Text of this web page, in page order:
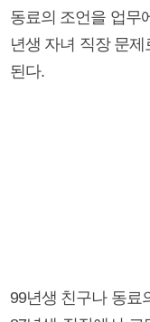
동료의 조언을 업무
년생 자녀 직장 문
된다.
99년생 친구나 동료